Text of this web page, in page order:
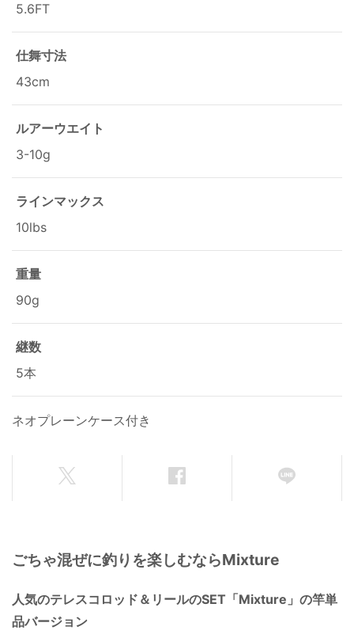
5.6FT
仕舞寸法
43cm
ルアーウエイト
3-10g
ラインマックス
10lbs
重量
90g
継数
5本
ネオプレーンケース付き
ごちゃ混ぜに釣りを楽しむならMixture
人気のテレスコロッド＆リールのSET「Mixture」の竿単
品バージョン